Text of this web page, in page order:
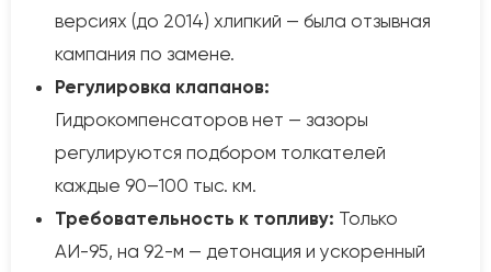
версиях (до 2014) хлипкий — была отзывная
кампания по замене.
Регулировка клапанов:
Гидрокомпенсаторов нет — зазоры
регулируются подбором толкателей
каждые 90–100 тыс. км.
Требовательность к топливу: Только
АИ-95, на 92-м — детонация и ускоренный